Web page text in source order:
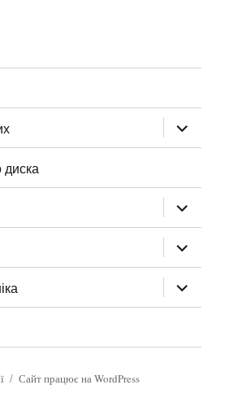
диска
Сайт працює на WordPress